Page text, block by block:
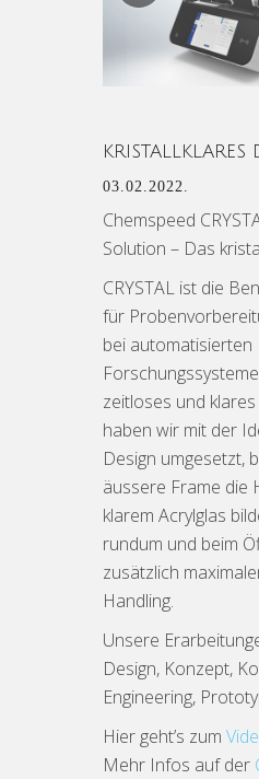
KRISTALLKLARES
03.02.2022.
Chemspeed
Solution – Das
CRYSTAL ist die
für
bei automatisierten
zeitloses und
haben wir mit der
Design umgesetzt,
äussere Frame die
klarem Acrylglas
rundum und beim
zusätzlich
Handling.
Unsere
Design, Konzept,
Engineering,
Hier geht’s zum
Mehr Infos auf der